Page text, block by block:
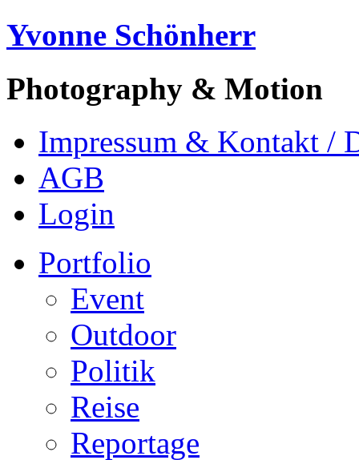
Yvonne Schönherr
Photography & Motion
Impressum & Kontakt /
AGB
Login
Portfolio
Event
Outdoor
Politik
Reise
Reportage